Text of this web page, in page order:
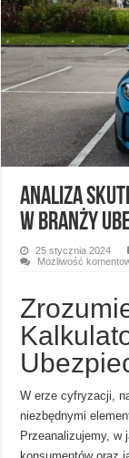
Analiza
w Branży
25 stycznia 2024
Możliwość
W erze cyfryzacji,
niezbędnymi
Przeanalizujemy, w